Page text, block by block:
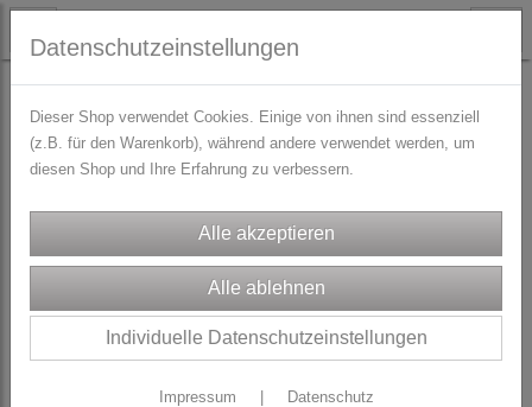
STOFFE Dirndl/Trachtenstoffe
Datenschutzeinstellungen
Dieser Shop verwendet Cookies. Einige von ihnen sind essenziell
(z.B. für den Warenkorb), während andere verwendet werden, um
diesen Shop und Ihre Erfahrung zu verbessern.
Individuelle Datenschutzeinstellungen
Impressum Datenschutz